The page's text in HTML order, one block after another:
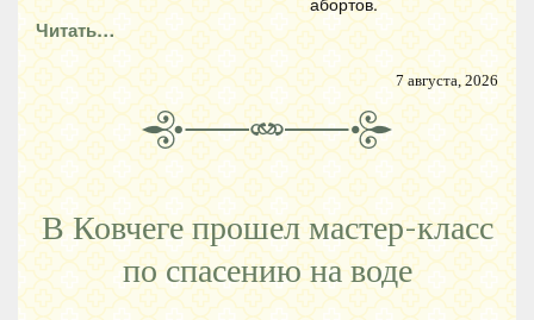
Читать…
7 августа, 2026
В Ковчеге прошел мастер-класс
по спасению на воде